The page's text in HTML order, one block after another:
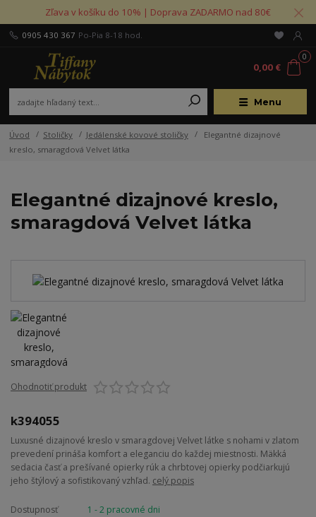
Zľava v košíku do 10% | Doprava ZADARMO nad 80€
Menu
0905 430 367 Po-Pia 8-18 hod.
0
0,00 €
Úvod Stoličky Jedálenské kovové stoličky
Elegantné dizajnové
kreslo, smaragdová Velvet látka
Elegantné dizajnové kreslo,
smaragdová Velvet látka
Ohodnotiť produkt
k394055
Luxusné dizajnové kreslo v smaragdovej Velvet látke s nohami v zlatom
prevedení prináša komfort a eleganciu do každej miestnosti. Mäkká
sedacia časť a prešívané opierky rúk a chrbtovej opierky podčiarkujú
jeho štýlový a sofistikovaný vzhľad. celý popis
Dostupnosť 1 - 2 pracovné dni